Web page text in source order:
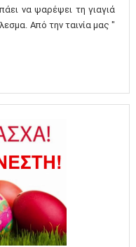
να ψαρέψει τη γιαγιά
Από την ταινία μας "